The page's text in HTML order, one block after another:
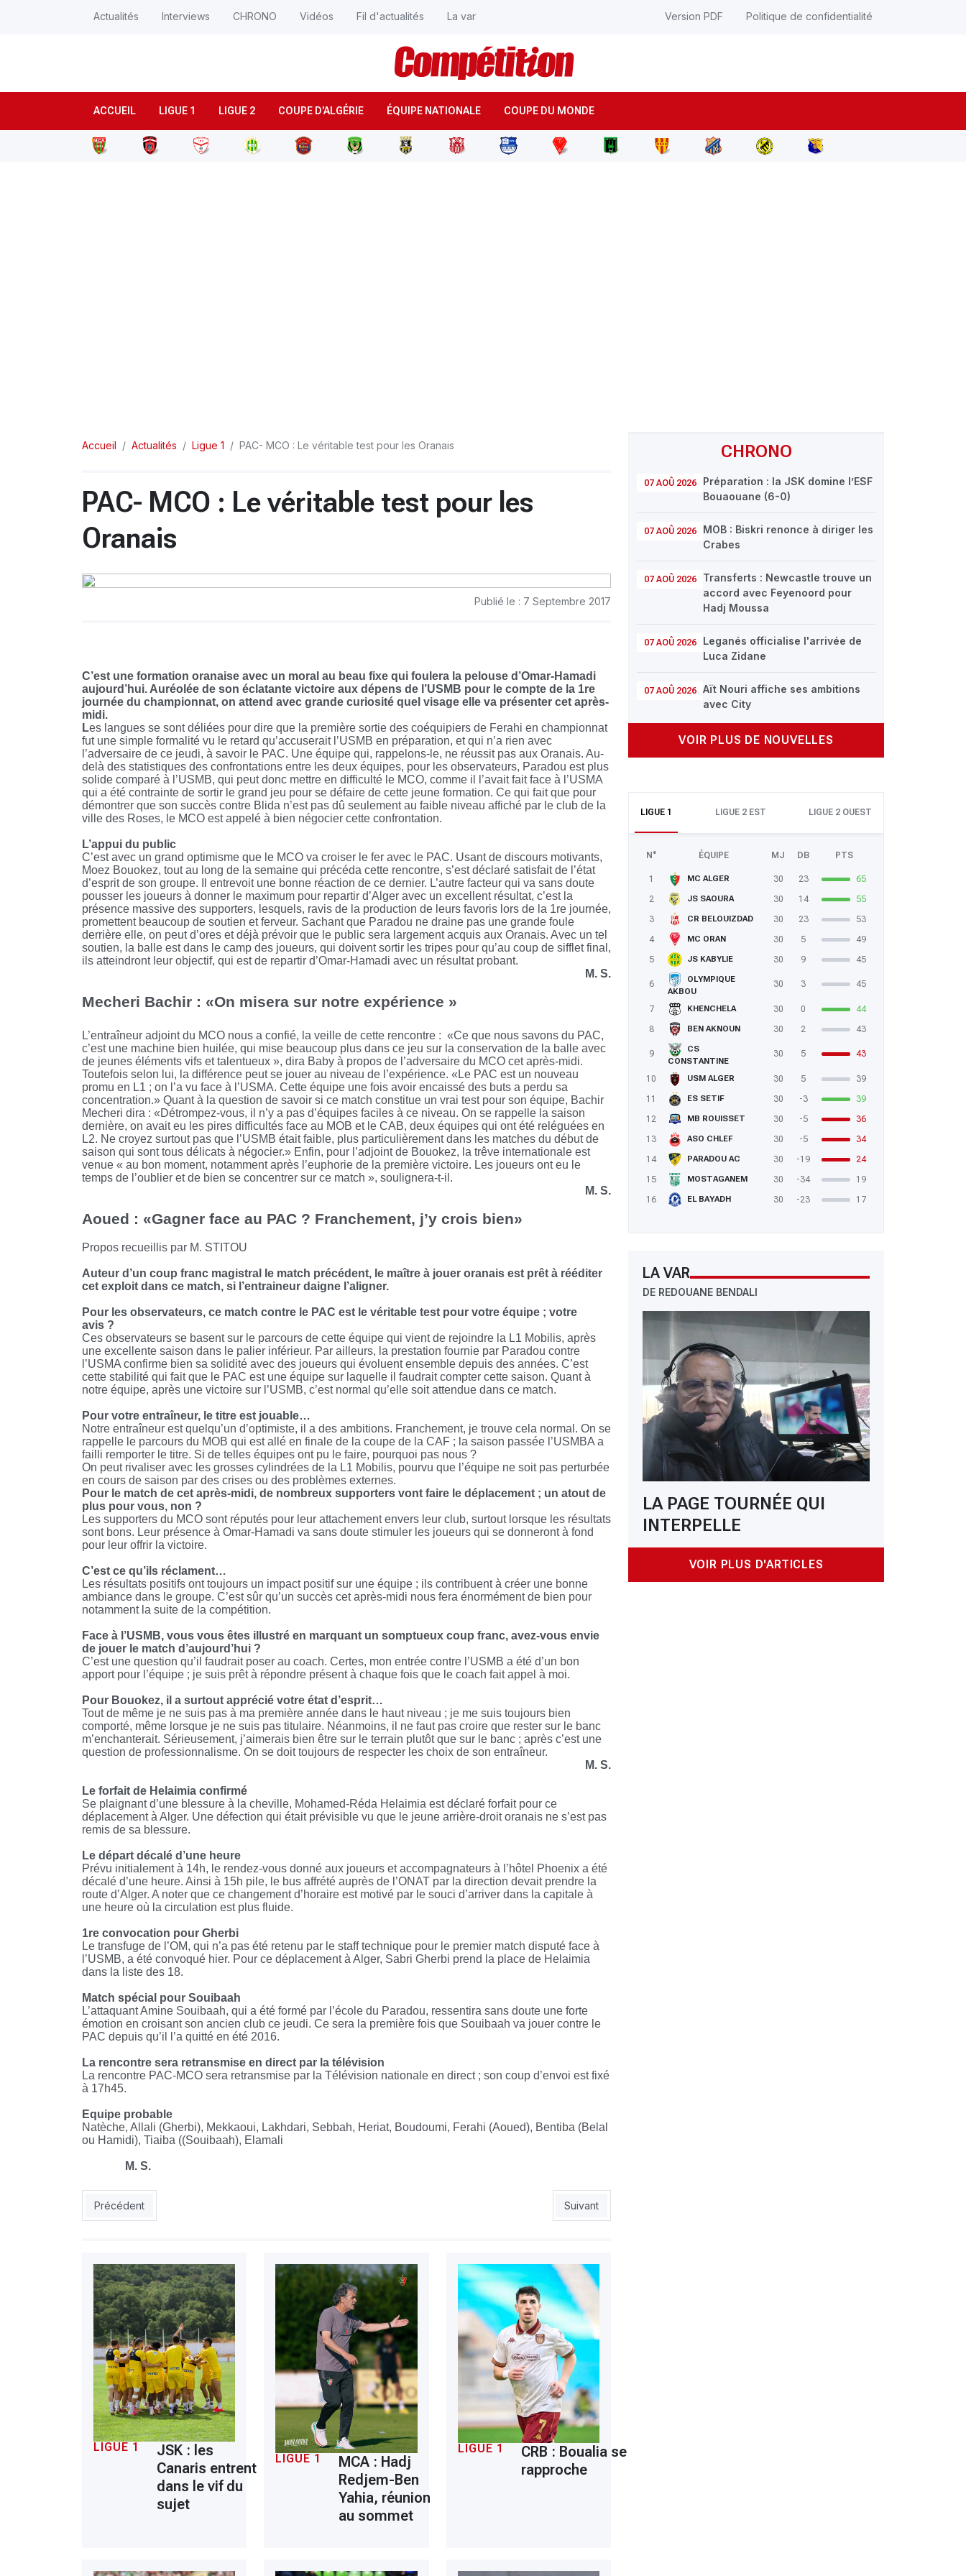
ACCUEIL LIGUE 1 LIGUE 2 COUPE D'ALGÉRIE ÉQUIPE NATIONALE COUPE DU MONDE
Actualités Interviews CHRONO Vidéos Fil d'actualités La var Version PDF Politique de confidentialité
CHRONO
07 AOÛ 2026
Préparation : la JSK domine l’ESF
Bouaouane (6-0)
07 AOÛ 2026
MOB : Biskri renonce à diriger les
Crabes
07 AOÛ 2026
Transferts : Newcastle trouve un
accord avec Feyenoord pour
Hadj Moussa
07 AOÛ 2026
Leganés officialise l'arrivée de
Luca Zidane
07 AOÛ 2026
Aït Nouri affiche ses ambitions
avec City
VOIR PLUS DE NOUVELLES
LIGUE 1 LIGUE 2 EST LIGUE 2 OUEST
N° ÉQUIPE MJ DB PTS
1 MC ALGER 30 23
65
2
JS SAOURA 30 14
55
3
CR BELOUIZDAD 30 23
53
4
MC ORAN 30 5
49
5
JS KABYLIE 30 9 45
6
OLYMPIQUE
AKBOU
30 3 45
7 KHENCHELA 30 0
44
8
BEN AKNOUN 30 2 43
9
CS
CONSTANTINE
30 5 43
10 USM ALGER 30 5
39
11
ES SETIF 30 -3
39
12
MB ROUISSET 30 -5
36
13
ASO CHLEF 30 -5
34
14
PARADOU AC 30 -19
24
15
MOSTAGANEM 30 -34
19
16
EL BAYADH 30 -23 17
LA VAR
DE REDOUANE BENDALI
LA PAGE TOURNÉE QUI
INTERPELLE
VOIR PLUS D'ARTICLES
Accueil Actualités Ligue 1 PAC- MCO : Le véritable test pour les Oranais
PAC- MCO : Le véritable test pour les
Oranais
Publié le : 7 Septembre 2017
C’est une formation oranaise avec un moral au beau fixe qui foulera la pelouse d’Omar-Hamadi
aujourd’hui. Auréolée de son éclatante victoire aux dépens de l’USMB pour le compte de la 1re
journée du championnat, on attend avec grande curiosité quel visage elle va présenter cet après-
midi.
Les langues se sont déliées pour dire que la première sortie des coéquipiers de Ferahi en championnat
fut une simple formalité vu le retard qu’accuserait l’USMB en préparation, et qui n’a rien avec
l’adversaire de ce jeudi, à savoir le PAC. Une équipe qui, rappelons-le, ne réussit pas aux Oranais. Au-
delà des statistiques des confrontations entre les deux équipes, pour les observateurs, Paradou est plus
solide comparé à l’USMB, qui peut donc mettre en difficulté le MCO, comme il l’avait fait face à l’USMA
qui a été contrainte de sortir le grand jeu pour se défaire de cette jeune formation. Ce qui fait que pour
démontrer que son succès contre Blida n’est pas dû seulement au faible niveau affiché par le club de la
ville des Roses, le MCO est appelé à bien négocier cette confrontation.
L’appui du public
C’est avec un grand optimisme que le MCO va croiser le fer avec le PAC. Usant de discours motivants,
Moez Bouokez, tout au long de la semaine qui précéda cette rencontre, s’est déclaré satisfait de l’état
d’esprit de son groupe. Il entrevoit une bonne réaction de ce dernier. L’autre facteur qui va sans doute
pousser les joueurs à donner le maximum pour repartir d’Alger avec un excellent résultat, c’est la
présence massive des supporters, lesquels, ravis de la production de leurs favoris lors de la 1re journée,
promettent beaucoup de soutien et ferveur. Sachant que Paradou ne draine pas une grande foule
derrière elle, on peut d’ores et déjà prévoir que le public sera largement acquis aux Oranais. Avec un tel
soutien, la balle est dans le camp des joueurs, qui doivent sortir les tripes pour qu’au coup de sifflet final,
ils atteindront leur objectif, qui est de repartir d’Omar-Hamadi avec un résultat probant.
M. S.
Mecheri Bachir : «On misera sur notre expérience »
L’entraîneur adjoint du MCO nous a confié, la veille de cette rencontre : «Ce que nous savons du PAC,
c’est une machine bien huilée, qui mise beaucoup plus dans ce jeu sur la conservation de la balle avec
de jeunes éléments vifs et talentueux », dira Baby à propos de l’adversaire du MCO cet après-midi.
Toutefois selon lui, la différence peut se jouer au niveau de l’expérience. «Le PAC est un nouveau
promu en L1 ; on l’a vu face à l’USMA. Cette équipe une fois avoir encaissé des buts a perdu sa
concentration.» Quant à la question de savoir si ce match constitue un vrai test pour son équipe, Bachir
Mecheri dira : «Détrompez-vous, il n’y a pas d’équipes faciles à ce niveau. On se rappelle la saison
dernière, on avait eu les pires difficultés face au MOB et le CAB, deux équipes qui ont été reléguées en
L2. Ne croyez surtout pas que l’USMB était faible, plus particulièrement dans les matches du début de
saison qui sont tous délicats à négocier.» Enfin, pour l’adjoint de Bouokez, la trêve internationale est
venue « au bon moment, notamment après l’euphorie de la première victoire. Les joueurs ont eu le
temps de l’oublier et de bien se concentrer sur ce match », soulignera-t-il.
M. S.
Aoued : «Gagner face au PAC ? Franchement, j’y crois bien»
Propos recueillis par M. STITOU
Auteur d’un coup franc magistral le match précédent, le maître à jouer oranais est prêt à rééditer
cet exploit dans ce match, si l’entraineur daigne l’aligner.
Pour les observateurs, ce match contre le PAC est le véritable test pour votre équipe ; votre
avis ?
Ces observateurs se basent sur le parcours de cette équipe qui vient de rejoindre la L1 Mobilis, après
une excellente saison dans le palier inférieur. Par ailleurs, la prestation fournie par Paradou contre
l’USMA confirme bien sa solidité avec des joueurs qui évoluent ensemble depuis des années. C’est
cette stabilité qui fait que le PAC est une équipe sur laquelle il faudrait compter cette saison. Quant à
notre équipe, après une victoire sur l’USMB, c’est normal qu’elle soit attendue dans ce match.
Pour votre entraîneur, le titre est jouable…
Notre entraîneur est quelqu’un d’optimiste, il a des ambitions. Franchement, je trouve cela normal. On se
rappelle le parcours du MOB qui est allé en finale de la coupe de la CAF ; la saison passée l’USMBA a
failli remporter le titre. Si de telles équipes ont pu le faire, pourquoi pas nous ?
On peut rivaliser avec les grosses cylindrées de la L1 Mobilis, pourvu que l’équipe ne soit pas perturbée
en cours de saison par des crises ou des problèmes externes.
Pour le match de cet après-midi, de nombreux supporters vont faire le déplacement ; un atout de
plus pour vous, non ?
Les supporters du MCO sont réputés pour leur attachement envers leur club, surtout lorsque les résultats
sont bons. Leur présence à Omar-Hamadi va sans doute stimuler les joueurs qui se donneront à fond
pour leur offrir la victoire.
C’est ce qu’ils réclament…
Les résultats positifs ont toujours un impact positif sur une équipe ; ils contribuent à créer une bonne
ambiance dans le groupe. C’est sûr qu’un succès cet après-midi nous fera énormément de bien pour
notamment la suite de la compétition.
Face à l’USMB, vous vous êtes illustré en marquant un somptueux coup franc, avez-vous envie
de jouer le match d’aujourd’hui ?
C’est une question qu’il faudrait poser au coach. Certes, mon entrée contre l’USMB a été d’un bon
apport pour l’équipe ; je suis prêt à répondre présent à chaque fois que le coach fait appel à moi.
Pour Bouokez, il a surtout apprécié votre état d’esprit…
Tout de même je ne suis pas à ma première année dans le haut niveau ; je me suis toujours bien
comporté, même lorsque je ne suis pas titulaire. Néanmoins, il ne faut pas croire que rester sur le banc
m’enchanterait. Sérieusement, j’aimerais bien être sur le terrain plutôt que sur le banc ; après c’est une
question de professionnalisme. On se doit toujours de respecter les choix de son entraîneur.
M. S.
Le forfait de Helaimia confirmé
Se plaignant d’une blessure à la cheville, Mohamed-Réda Helaimia est déclaré forfait pour ce
déplacement à Alger. Une défection qui était prévisible vu que le jeune arrière-droit oranais ne s’est pas
remis de sa blessure.
Le départ décalé d’une heure
Prévu initialement à 14h, le rendez-vous donné aux joueurs et accompagnateurs à l’hôtel Phoenix a été
décalé d’une heure. Ainsi à 15h pile, le bus affrété auprès de l’ONAT par la direction devait prendre la
route d’Alger. A noter que ce changement d’horaire est motivé par le souci d’arriver dans la capitale à
une heure où la circulation est plus fluide.
1re convocation pour Gherbi
Le transfuge de l’OM, qui n’a pas été retenu par le staff technique pour le premier match disputé face à
l’USMB, a été convoqué hier. Pour ce déplacement à Alger, Sabri Gherbi prend la place de Helaimia
dans la liste des 18.
Match spécial pour Souibaah
L’attaquant Amine Souibaah, qui a été formé par l’école du Paradou, ressentira sans doute une forte
émotion en croisant son ancien club ce jeudi. Ce sera la première fois que Souibaah va jouer contre le
PAC depuis qu’il l’a quitté en été 2016.
La rencontre sera retransmise en direct par la télévision
La rencontre PAC-MCO sera retransmise par la Télévision nationale en direct ; son coup d’envoi est fixé
à 17h45.
Equipe probable
Natèche, Allali (Gherbi), Mekkaoui, Lakhdari, Sebbah, Heriat, Boudoumi, Ferahi (Aoued), Bentiba (Belal
ou Hamidi), Tiaiba ((Souibaah), Elamali
M. S.
Article précédent : USMH : Ifticen tient son onze pour le CRB
Précédent Article suivant : JSK : Cavallo Rocco prêt à mettre 35 millions d’euros
Suivant
LIGUE 1
JSK : les
Canaris entrent
dans le vif du
sujet
LIGUE 1
MCA : Hadj
Redjem-Ben
Yahia, réunion
au sommet
LIGUE 1
CRB : Boualia se
rapproche